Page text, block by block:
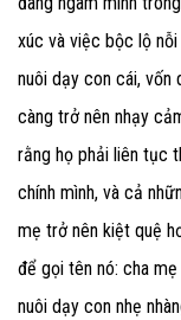
xúc và việc bộc lộ
nuôi dạy con cái,
càng trở nên nhạy
rằng họ phải liên tục
chính mình, và cả
mẹ trở nên kiệt quệ
để gọi tên nó: cha
nuôi dạy con nhẹ